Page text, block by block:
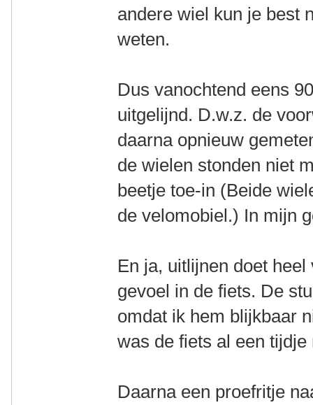
andere wiel kun je best
weten.
Dus vanochtend eens
uitgelijnd. D.w.z. de
daarna opnieuw
de wielen stonden niet
beetje toe-in (Beide
de velomobiel.) In mijn
En ja, uitlijnen doet
gevoel in de fiets. De
omdat ik hem blijkbaar
was de fiets al een
Daarna een proefritje